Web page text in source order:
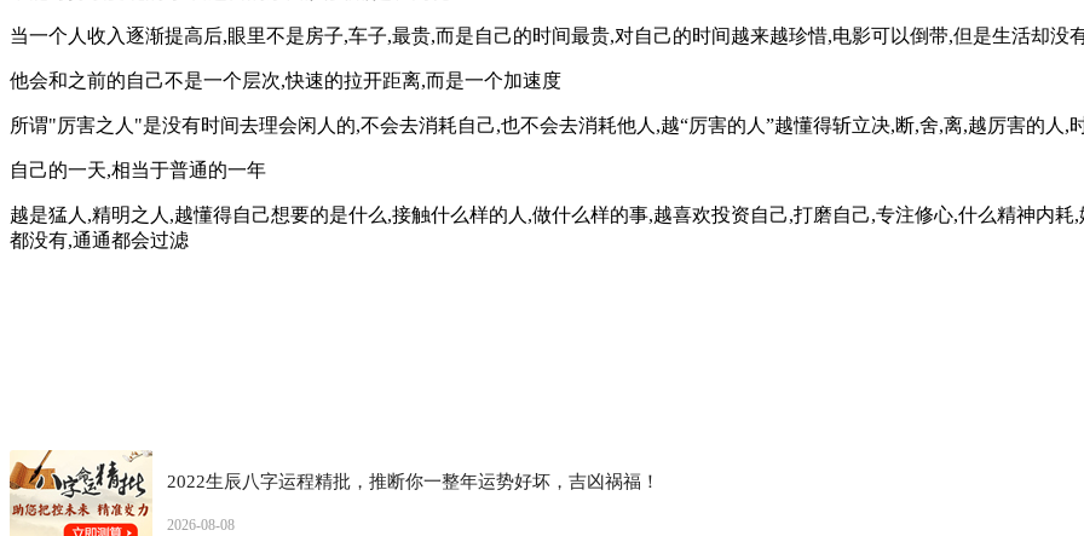
当一个人收入逐渐提高后,眼里不是房子,车子,最贵,而是自己的时间最贵,对自己的时间越来越珍惜,电影可以倒带,但是生活却没
他会和之前的自己不是一个层次,快速的拉开距离,而是一个加速度
所谓"厉害之人"是没有时间去理会闲人的,不会去消耗自己,也不会去消耗他人,越“厉害的人”越懂得斩立决,断,舍,离,越厉害的人,
自己的一天,相当于普通的一年
越是猛人,精明之人,越懂得自己想要的是什么,接触什么样的人,做什么样的事,越喜欢投资自己,打磨自己,专注修心,什么精神内
都没有,通通都会过滤
2022生辰八字运程精批，推断你一整年运势好坏，吉凶祸福！
2026-08-08